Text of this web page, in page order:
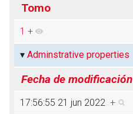
Tomo
1 +
Adminstrative properties
Fecha de modificación
17:56:55 21 jun 2022 +